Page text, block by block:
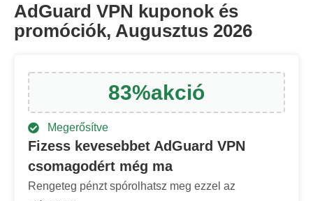
AdGuard VPN kuponok és
promóciók, Augusztus 2026
83%akció
Megerősítve
Fizess kevesebbet AdGuard VPN
csomagodért még ma
Rengeteg pénzt spórolhatsz meg ezzel az